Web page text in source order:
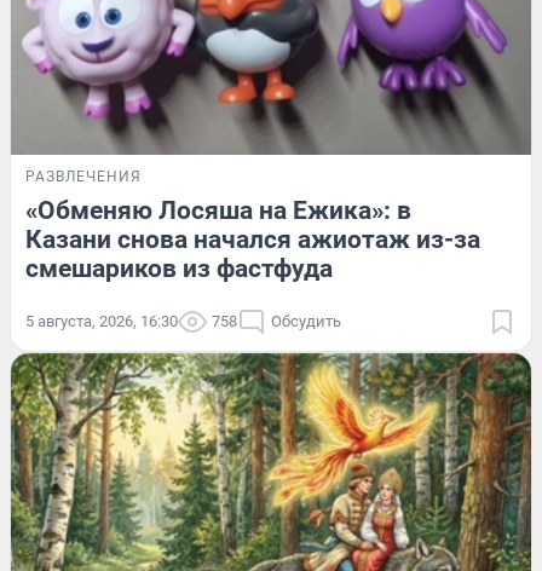
РАЗВЛЕЧЕНИЯ
«Обменяю Лосяша на Ежика»: в
Казани снова начался ажиотаж из-за
смешариков из фастфуда
5 августа, 2026, 16:30 758 Обсудить